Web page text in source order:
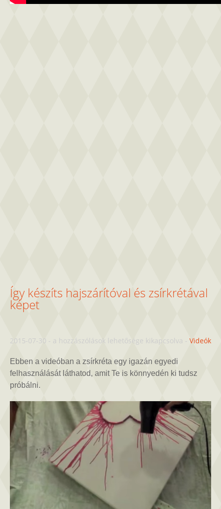
Így készíts hajszárítóval és zsírkrétával
képet
2015-07-30 - Így
hajszárítóval
és
bejegyzéshez
a hozzászólások lehetősége kikapcsolva - Videók
Ebben a videóban a zsírkréta egy igazán egyedi
felhasználását láthatod, amit Te is könnyedén ki tudsz
próbálni.